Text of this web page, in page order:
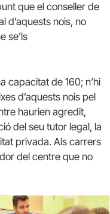
que el conseller de
d’aquests nois, no
se’ls
capacitat de 160; n’hi
d’aquests nois pel
haurien agredit,
del seu tutor legal, la
privada. Als carrers
del centre que no